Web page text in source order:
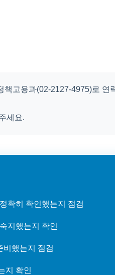
책고용과(02-2127-4975)로 연
세요.
확히 확인했는지 점검
지했는지 확인
비했는지 점검
지 확인